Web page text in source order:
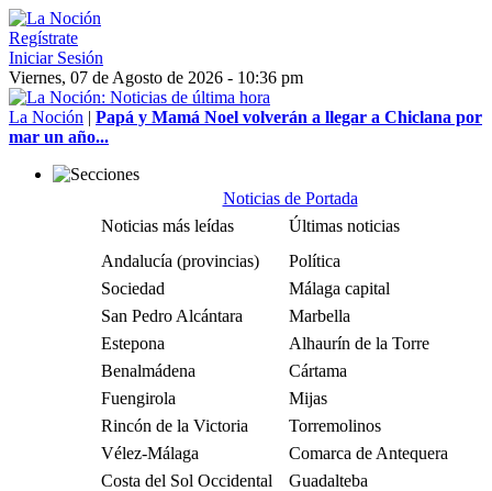
Regístrate
Iniciar Sesión
Viernes, 07 de Agosto de 2026 - 10:36 pm
La Noción | Papá y Mamá Noel volverán a llegar a Chiclana por
mar un año...
Noticias de Portada
Noticias más leídas
Últimas noticias
Andalucía (provincias)
Política
Sociedad
Málaga capital
San Pedro Alcántara
Marbella
Estepona
Alhaurín de la Torre
Benalmádena
Cártama
Fuengirola
Mijas
Rincón de la Victoria
Torremolinos
Vélez-Málaga
Comarca de Antequera
Costa del Sol Occidental
Guadalteba